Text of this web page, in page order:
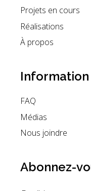
Projets en cours
Réalisations
À propos
Information
FAQ
Médias
Nous joindre
Abonnez-